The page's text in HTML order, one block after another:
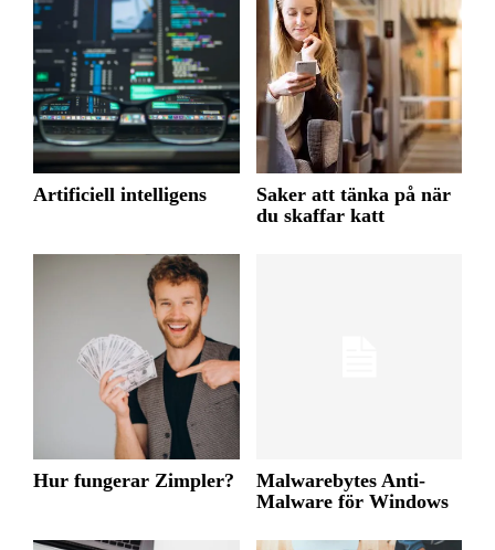
Artificiell intelligens
Saker att tänka på när
du skaffar katt
Hur fungerar Zimpler?
Malwarebytes Anti-
Malware för Windows